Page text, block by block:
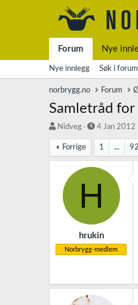
Forum Nye
Nye innlegg Søk i
norbrygg.no Forum
Samletråd
T
å
d
Nidveg
S
r
t
4 Jan 2012
Forrige 1 ... 92
H
hrukin
Norbrygg-medlem